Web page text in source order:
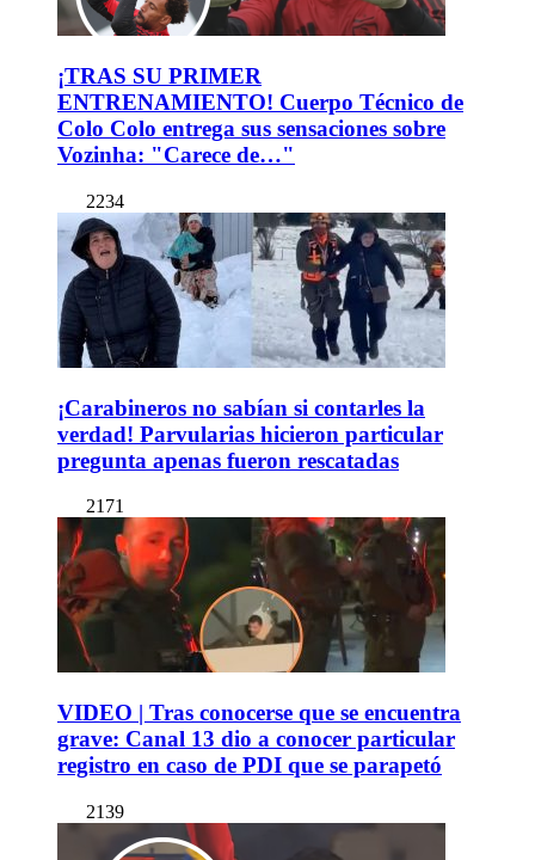
¡TRAS SU PRIMER
ENTRENAMIENTO! Cuerpo Técnico de
Colo Colo entrega sus sensaciones sobre
Vozinha: "Carece de…"
2234
¡Carabineros no sabían si contarles la
verdad! Parvularias hicieron particular
pregunta apenas fueron rescatadas
2171
VIDEO | Tras conocerse que se encuentra
grave: Canal 13 dio a conocer particular
registro en caso de PDI que se parapetó
2139